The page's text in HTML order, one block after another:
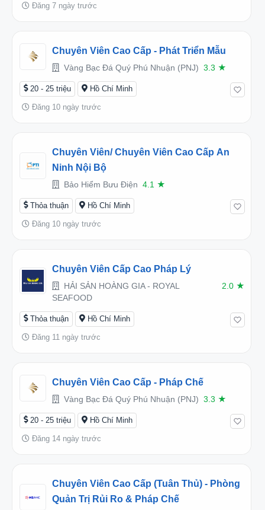
Đăng 7 ngày trước
Chuyên Viên Cao Cấp - Phát Triển Mẫu
Vàng Bạc Đá Quý Phú Nhuận (PNJ) 3.3 ★
20 - 25 triệu Hồ Chí Minh
Đăng 10 ngày trước
Chuyên Viên/ Chuyên Viên Cao Cấp An
Ninh Nội Bộ
Bảo Hiểm Bưu Điện 4.1 ★
Thỏa thuận Hồ Chí Minh
Đăng 10 ngày trước
Chuyên Viên Cấp Cao Pháp Lý
HẢI SẢN HOÀNG GIA - ROYAL
SEAFOOD
2.0 ★
Thỏa thuận Hồ Chí Minh
Đăng 11 ngày trước
Chuyên Viên Cao Cấp - Pháp Chế
Vàng Bạc Đá Quý Phú Nhuận (PNJ) 3.3 ★
20 - 25 triệu Hồ Chí Minh
Đăng 14 ngày trước
Chuyên Viên Cao Cấp (tuân Thủ) - Phòng
Quản Trị Rủi Ro & Pháp Chế